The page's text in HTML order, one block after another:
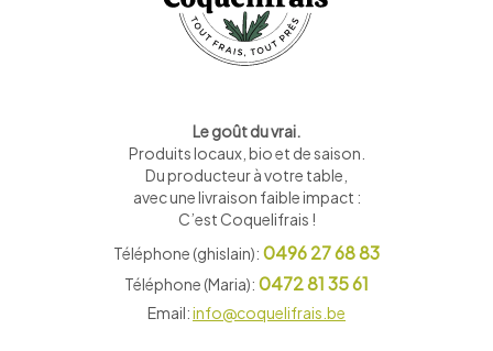
Le goût du vrai.
Produits locaux, bio et de saison
Du producteur à votre table,
avec une livraison faible impact :
C’est Coquelifrais !
Téléphone (ghislain): 0496 27 68 83
Téléphone (Maria): 0472 81 35 61
Email:info@coquelifrais.be